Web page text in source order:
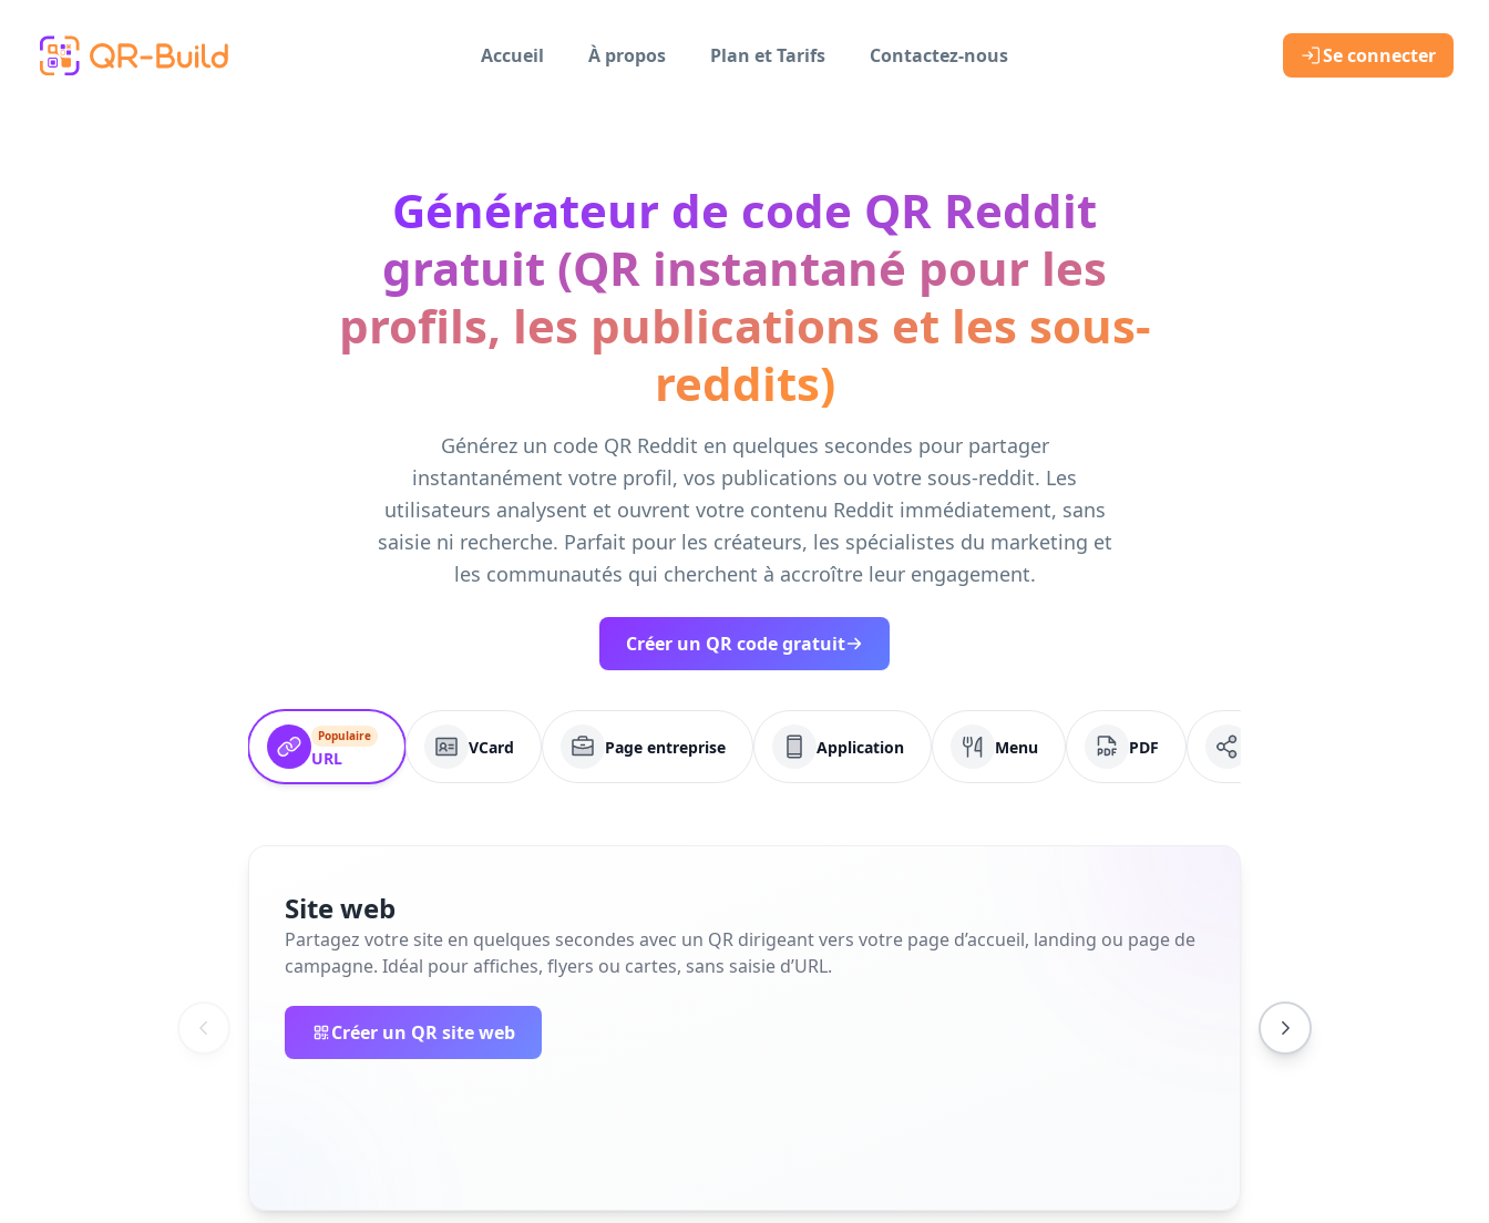
Accueil
À propos Plan et Tarifs Contactez-nous Se connecter
Générateur de code QR Reddit
gratuit (QR instantané pour les
profils, les publications et les sous-
reddits)
Générez un code QR Reddit en quelques secondes pour partager
instantanément votre profil, vos publications ou votre sous-reddit. Les
utilisateurs analysent et ouvrent votre contenu Reddit immédiatement, sans
saisie ni recherche. Parfait pour les créateurs, les spécialistes du marketing et
les communautés qui cherchent à accroître leur engagement.
Créer un QR code gratuit
Populaire
URL
VCard Page entreprise Application Menu PDF
Site web
Partagez votre site en quelques secondes avec un QR dirigeant vers votre page d’accueil, landing ou page de
campagne. Idéal pour affiches, flyers ou cartes, sans saisie d’URL.
Créer un QR site web